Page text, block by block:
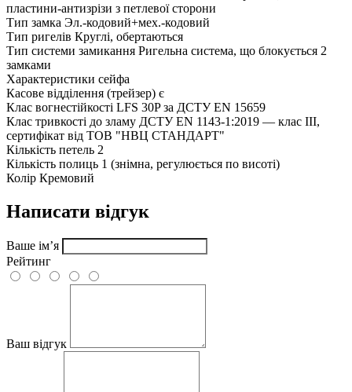
пластини-антизрізи з петлевої сторони
Тип замка Эл.-кодовий+мех.-кодовий
Тип ригелів Круглі, обертаються
Тип системи замикання Ригельна система, що блокується 2
замками
Характеристики сейфа
Касове відділення (трейзер) є
Клас вогнестійкості LFS 30P за ДСТУ EN 15659
Клас тривкості до зламу ДСТУ EN 1143-1:2019 — клас III,
сертифікат від ТОВ "НВЦ СТАНДАРТ"
Кількість петель 2
Кількість полиць 1 (знімна, регулюється по висоті)
Колір Кремовий
Написати відгук
Ваше ім’я
Рейтинг
Ваш відгук